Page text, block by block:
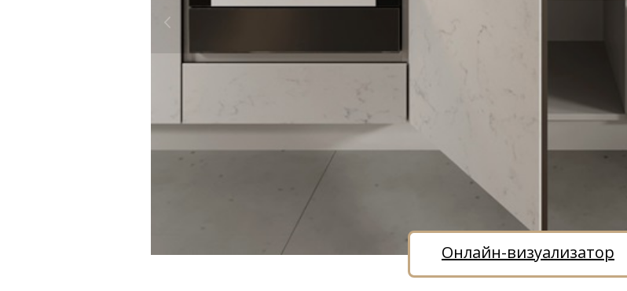
Онлайн-визуализатор